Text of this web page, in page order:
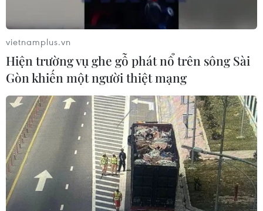
Bộ Tài nguyên đốc thúc kiểm soát ô
nhiễm môi trường không khí
18/03/2021 03:11
Theo kế hoạch của Bộ Tài nguyên và Môi trường, đến
năm 2025 sẽ phải kiểm soát, cảnh báo, dự báo được
diễn biến chất lượng không khí tại các đô thị, vùng miền
vietnamplus.vn
Hiện trường vụ ghe gỗ phát nổ trên sông Sài
Gòn khiến một người thiệt mạng